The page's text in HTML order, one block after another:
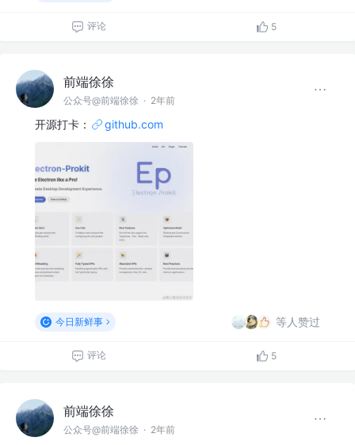
评论 5
前端徐徐
公众号@前端徐徐 · 2年前
开源打卡： github.com
今日新鲜事 等人赞过
评论 5
前端徐徐
公众号@前端徐徐 · 2年前